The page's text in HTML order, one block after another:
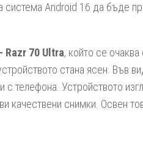
система Android 16 да бъде
Razr 70 Ultra, който се
стана ясен. Във
с телефона. Устройството
качествени снимки. Освен